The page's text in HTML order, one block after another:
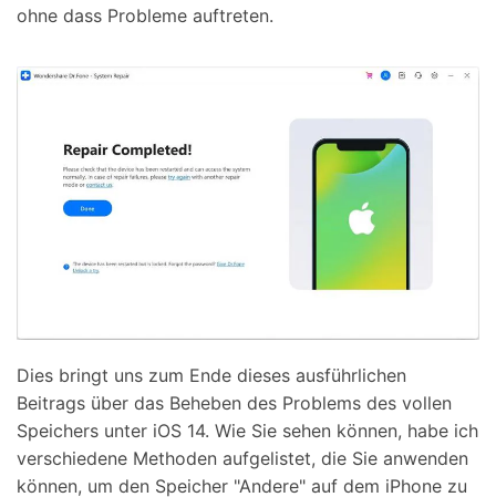
ohne dass Probleme auftreten.
Dies bringt uns zum Ende dieses ausführlichen
Beitrags über das Beheben des Problems des vollen
Speichers unter iOS 14. Wie Sie sehen können, habe ich
verschiedene Methoden aufgelistet, die Sie anwenden
können, um den Speicher "Andere" auf dem iPhone zu